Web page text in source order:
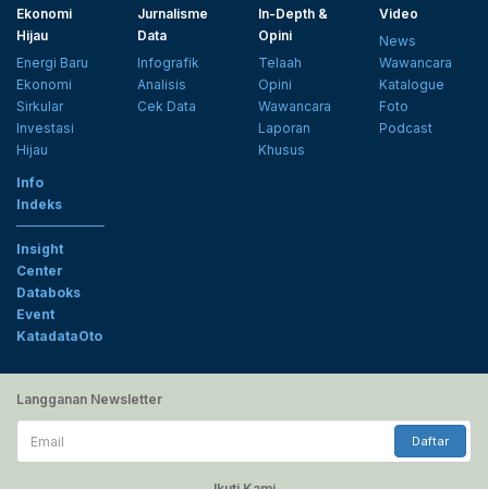
Ekonomi
Hijau
Energi Baru
Ekonomi
Sirkular
Investasi
Hijau
Jurnalisme
Data
Infografik
Analisis
Cek Data
In-Depth &
Opini
Telaah
Opini
Wawancara
Laporan
Khusus
Video
News
Wawancara
Katalogue
Foto
Podcast
Info
Indeks
Insight
Center
Databoks
Event
KatadataOto
Langganan Newsletter
Email
Daftar